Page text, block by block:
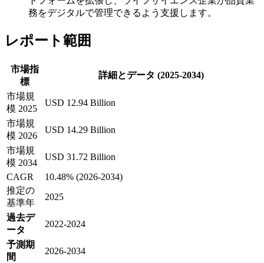
務をデジタルで管理できるよう支援します。
レポート範囲
市場指
標
詳細とデータ (2025-2034)
市場規
模 2025
USD 12.94 Billion
市場規
模 2026
USD 14.29 Billion
市場規
模 2034
USD 31.72 Billion
CAGR
10.48% (2026-2034)
推定の
基準年
2025
過去デ
ータ
2022-2024
予測期
間
2026-2034